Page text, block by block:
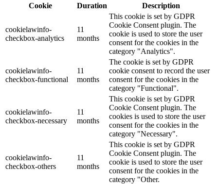
Cookie
Duration Description
cookielawinfo-
checkbox-analytics
11
months
This cookie is set by GDPR
Cookie Consent plugin. The
cookie is used to store the user
consent for the cookies in the
category "Analytics".
cookielawinfo-
checkbox-functional
11
months
The cookie is set by GDPR
cookie consent to record the user
consent for the cookies in the
category "Functional".
cookielawinfo-
checkbox-necessary
11
months
This cookie is set by GDPR
Cookie Consent plugin. The
cookies is used to store the user
consent for the cookies in the
category "Necessary".
cookielawinfo-
checkbox-others
11
months
This cookie is set by GDPR
Cookie Consent plugin. The
cookie is used to store the user
consent for the cookies in the
category "Other.